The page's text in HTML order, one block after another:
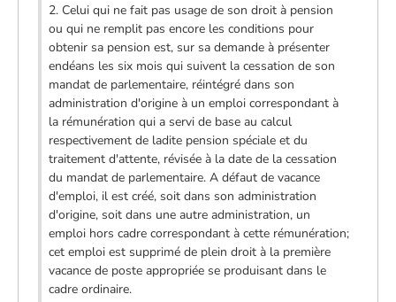
2. Celui qui ne fait pas usage de son droit à pension
ou qui ne remplit pas encore les conditions pour
obtenir sa pension est, sur sa demande à présenter
endéans les six mois qui suivent la cessation de son
mandat de parlementaire, réintégré dans son
administration d'origine à un emploi correspondant à
la rémunération qui a servi de base au calcul
respectivement de ladite pension spéciale et du
traitement d'attente, révisée à la date de la cessation
du mandat de parlementaire. A défaut de vacance
d'emploi, il est créé, soit dans son administration
d'origine, soit dans une autre administration, un
emploi hors cadre correspondant à cette rémunération;
cet emploi est supprimé de plein droit à la première
vacance de poste appropriée se produisant dans le
cadre ordinaire.